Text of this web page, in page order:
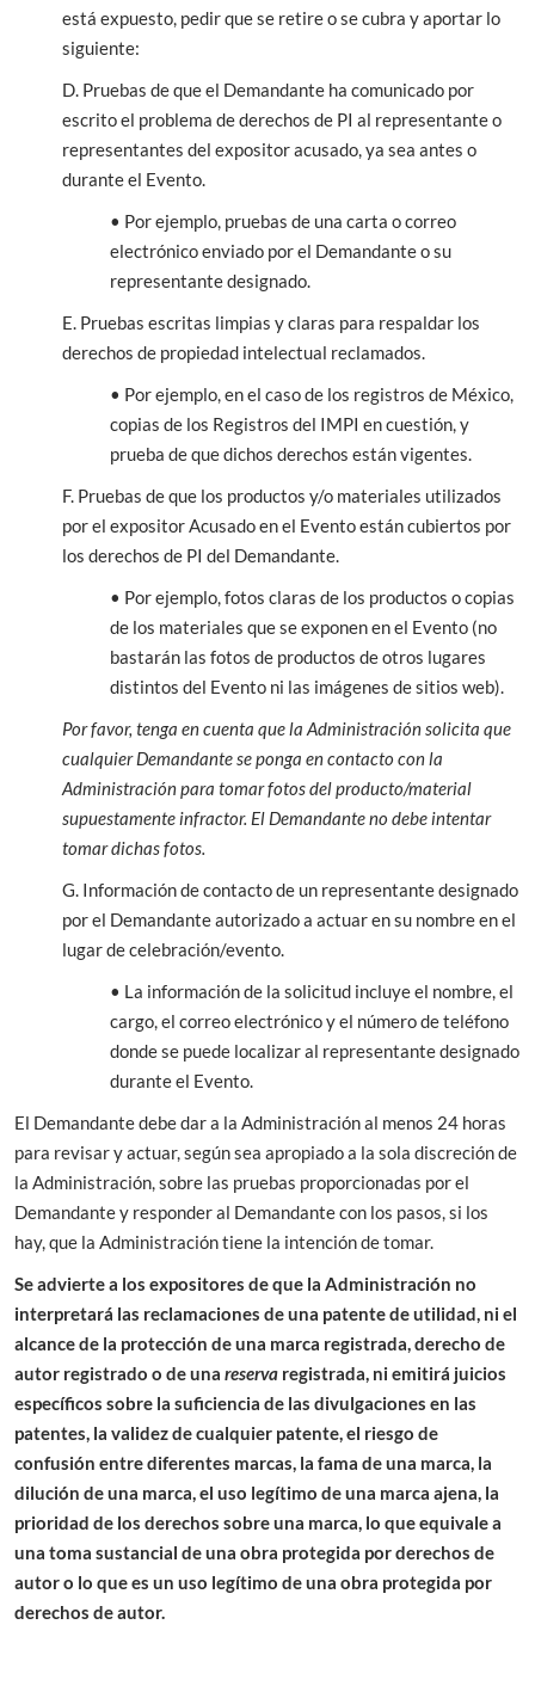
está expuesto, pedir que se retire o se cubra y aportar lo
siguiente:
D. Pruebas de que el Demandante ha comunicado por
escrito el problema de derechos de PI al representante o
representantes del expositor acusado, ya sea antes o
durante el Evento.
• Por ejemplo, pruebas de una carta o correo
electrónico enviado por el Demandante o su
representante designado.
E. Pruebas escritas limpias y claras para respaldar los
derechos de propiedad intelectual reclamados.
• Por ejemplo, en el caso de los registros de México,
copias de los Registros del IMPI en cuestión, y
prueba de que dichos derechos están vigentes.
F. Pruebas de que los productos y/o materiales utilizados
por el expositor Acusado en el Evento están cubiertos por
los derechos de PI del Demandante.
• Por ejemplo, fotos claras de los productos o copias
de los materiales que se exponen en el Evento (no
bastarán las fotos de productos de otros lugares
distintos del Evento ni las imágenes de sitios web).
Por favor, tenga en cuenta que la Administración solicita que
cualquier Demandante se ponga en contacto con la
Administración para tomar fotos del producto/material
supuestamente infractor. El Demandante no debe intentar
tomar dichas fotos.
G. Información de contacto de un representante designado
por el Demandante autorizado a actuar en su nombre en el
lugar de celebración/evento.
• La información de la solicitud incluye el nombre, el
cargo, el correo electrónico y el número de teléfono
donde se puede localizar al representante designado
durante el Evento.
El Demandante debe dar a la Administración al menos 24 horas
para revisar y actuar, según sea apropiado a la sola discreción de
la Administración, sobre las pruebas proporcionadas por el
Demandante y responder al Demandante con los pasos, si los
hay, que la Administración tiene la intención de tomar.
Se advierte a los expositores de que la Administración no
interpretará las reclamaciones de una patente de utilidad, ni el
alcance de la protección de una marca registrada, derecho de
autor registrado o de una reserva registrada, ni emitirá juicios
específicos sobre la suficiencia de las divulgaciones en las
patentes, la validez de cualquier patente, el riesgo de
confusión entre diferentes marcas, la fama de una marca, la
dilución de una marca, el uso legítimo de una marca ajena, la
prioridad de los derechos sobre una marca, lo que equivale a
una toma sustancial de una obra protegida por derechos de
autor o lo que es un uso legítimo de una obra protegida por
derechos de autor.